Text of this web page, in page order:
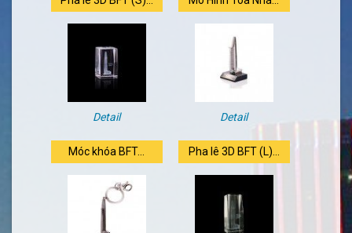
Detail Detail
Móc khóa BFT... Pha lê 3D BFT (L)...